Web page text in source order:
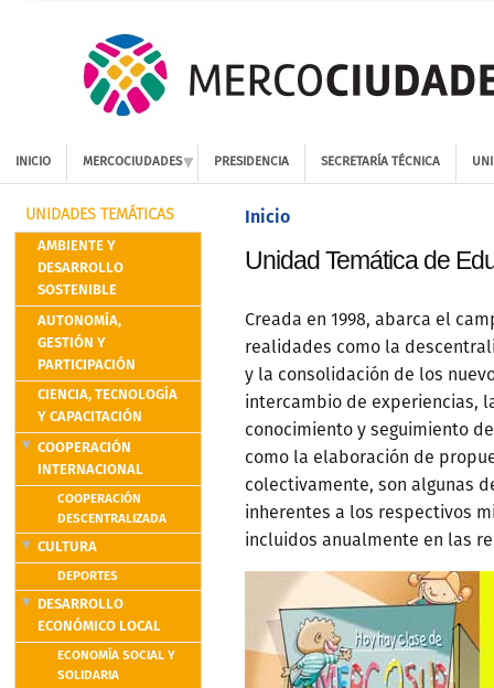
INICIO MERCOCIUDADES PRESIDENCIA SECRETARÍA TÉCNICA
UNIDADES TEMÁTICAS
AMBIENTE Y
DESARROLLO
SOSTENIBLE
AUTONOMÍA,
GESTIÓN Y
PARTICIPACIÓN
CIENCIA, TECNOLOGÍA
Y CAPACITACIÓN
COOPERACIÓN
INTERNACIONAL
COOPERACIÓN
DESCENTRALIZADA
CULTURA
DEPORTES
DESARROLLO
ECONÓMICO LOCAL
ECONOMÍA SOCIAL Y
SOLIDARIA
Inicio
Unidad Temática de
Creada en 1998, abarca el
realidades como la
y la consolidación de los
intercambio de experiencias,
conocimiento y seguimiento
como la elaboración de
colectivamente, son algunas
inherentes a los respectivos
incluidos anualmente en las